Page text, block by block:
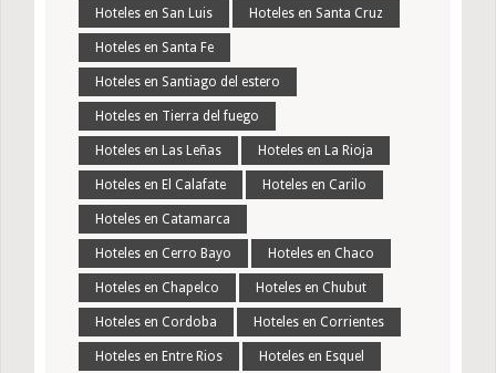
Hoteles en San Luis Hoteles en Santa Cruz
Hoteles en Santa Fe
Hoteles en Santiago del estero
Hoteles en Tierra del fuego
Hoteles en Las Leñas Hoteles en La Rioja
Hoteles en El Calafate Hoteles en Carilo
Hoteles en Catamarca
Hoteles en Cerro Bayo Hoteles en Chaco
Hoteles en Chapelco Hoteles en Chubut
Hoteles en Cordoba Hoteles en Corrientes
Hoteles en Entre Rios Hoteles en Esquel